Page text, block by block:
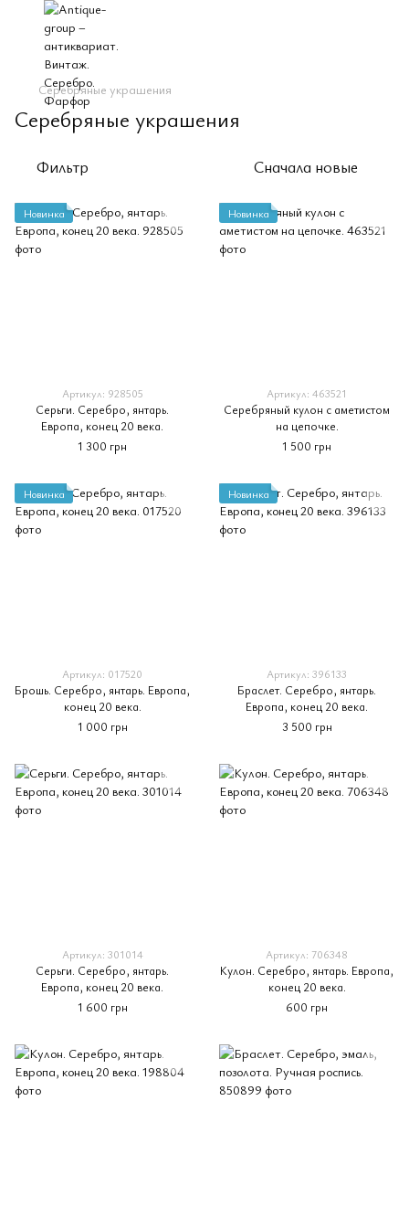
Cеребряные украшения
Cеребряные украшения
Фильтр Сначала новые
Новинка
Артикул: 928505
Серьги. Серебро, янтарь.
Европа, конец 20 века.
1 300 грн
Новинка
Артикул: 463521
Серебряный кулон с аметистом
на цепочке.
1 500 грн
Новинка
Артикул: 017520
Брошь. Серебро, янтарь. Европа,
конец 20 века.
1 000 грн
Новинка
Артикул: 396133
Браслет. Серебро, янтарь.
Европа, конец 20 века.
3 500 грн
Артикул: 301014
Серьги. Серебро, янтарь.
Европа, конец 20 века.
1 600 грн
Артикул: 706348
Кулон. Серебро, янтарь. Европа,
конец 20 века.
600 грн